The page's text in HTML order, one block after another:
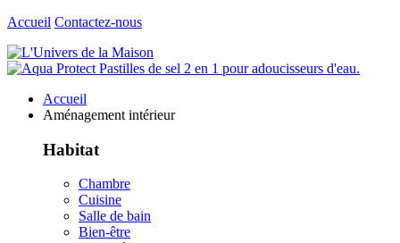
Accueil Contactez-nous
Accueil
Aménagement intérieur
Habitat
Chambre
Cuisine
Salle de bain
Bien-être